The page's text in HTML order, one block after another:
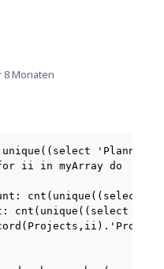
8 Monaten
'Planning
for ii in myArray do
cnt(unique((select
cnt(unique((select